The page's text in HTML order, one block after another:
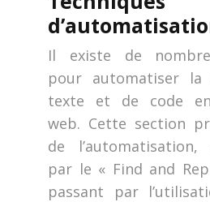
Il existe de
pour automatiser la
texte et de code en
web. Cette section
de
par le « Find and
passant par